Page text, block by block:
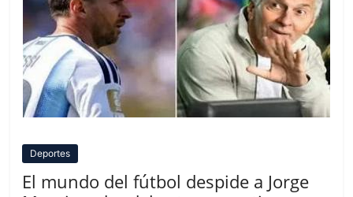
Deportes
El mundo del fútbol despide a Jorge